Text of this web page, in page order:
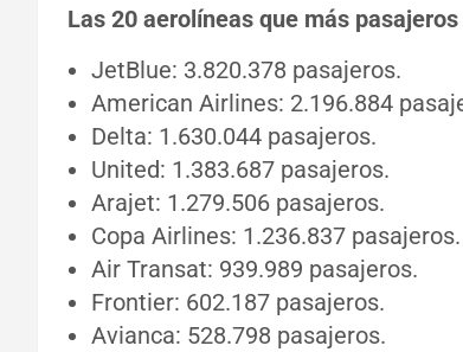
Las 20 aerolíneas que más
JetBlue: 3.820.378 pasajeros.
American Airlines: 2.196.884
Delta: 1.630.044 pasajeros.
United: 1.383.687 pasajeros.
Arajet: 1.279.506 pasajeros.
Copa Airlines: 1.236.837 pasajeros.
Air Transat: 939.989 pasajeros.
Frontier: 602.187 pasajeros.
Avianca: 528.798 pasajeros.